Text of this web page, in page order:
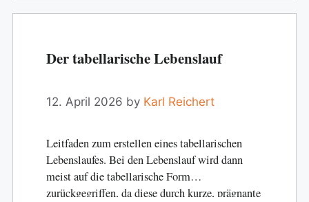
Der tabellarische Lebenslauf
12. April 2026 by Karl Reichert
Leitfaden zum erstellen eines tabellarischen
Lebenslaufes. Bei den Lebenslauf wird dann
meist auf die tabellarische Form
zurückgegriffen, da diese durch kurze, prägnante